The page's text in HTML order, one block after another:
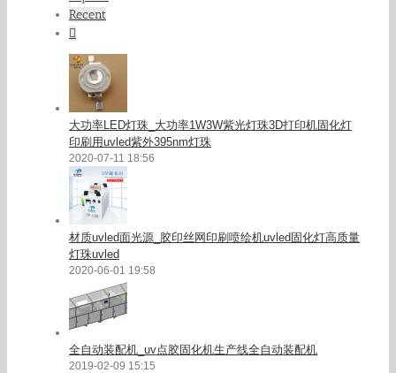
Recent
大功率LED灯珠_大功率1W3W紫光灯珠3D打印机固化灯
印刷用uvled紫外395nm灯珠
2020-07-11 18:56
材质uvled面光源_胶印丝网印刷喷绘机uvled固化灯高质量
灯珠uvled
2020-06-01 19:58
全自动装配机_uv点胶固化机生产线全自动装配机
2019-02-09 15:15